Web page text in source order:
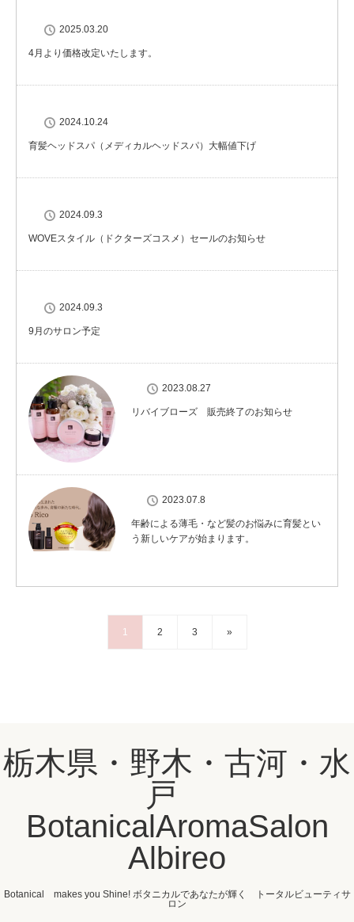
2025.03.20
4月より価格改定いたします。
2024.10.24
育髪ヘッドスパ（メディカルヘッドスパ）大幅値下げ
2024.09.3
WOVEスタイル（ドクターズコスメ）セールのお知らせ
2024.09.3
9月のサロン予定
2023.08.27
リバイブローズ 販売終了のお知らせ
2023.07.8
年齢による薄毛・など髪のお悩みに育髪とい
う新しいケアが始まります。
1 2 3 »
栃木県・野木・古河・水
戸
BotanicalAromaSalon
Albireo
Botanical makes you Shine! ボタニカルであなたが輝く トータルビューティサ
ロン